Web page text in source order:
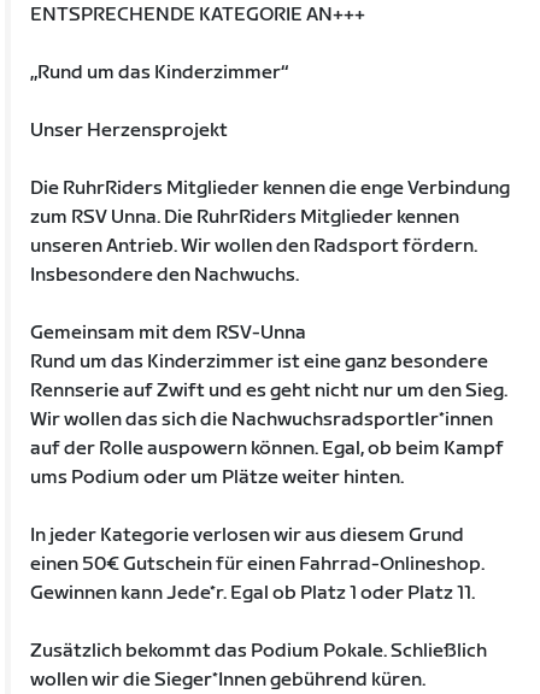
ENTSPRECHENDE KATEGORIE AN+++
„Rund um das Kinderzimmer“
Unser Herzensprojekt
Die RuhrRiders Mitglieder kennen die enge Verbindung
zum RSV Unna. Die RuhrRiders Mitglieder kennen
unseren Antrieb. Wir wollen den Radsport fördern.
Insbesondere den Nachwuchs.
Gemeinsam mit dem RSV-Unna
Rund um das Kinderzimmer ist eine ganz besondere
Rennserie auf Zwift und es geht nicht nur um den Sieg.
Wir wollen das sich die Nachwuchsradsportler*innen
auf der Rolle auspowern können. Egal, ob beim Kampf
ums Podium oder um Plätze weiter hinten.
In jeder Kategorie verlosen wir aus diesem Grund
einen 50€ Gutschein für einen Fahrrad-Onlineshop.
Gewinnen kann Jede*r. Egal ob Platz 1 oder Platz 11.
Zusätzlich bekommt das Podium Pokale. Schließlich
wollen wir die Sieger*Innen gebührend küren.